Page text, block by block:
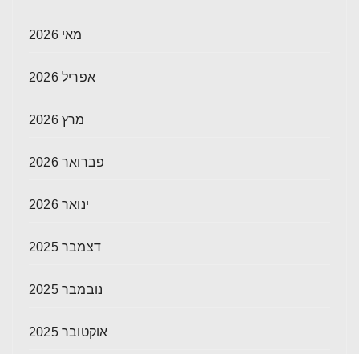
מאי 2026
אפריל 2026
מרץ 2026
פברואר 2026
ינואר 2026
דצמבר 2025
נובמבר 2025
אוקטובר 2025